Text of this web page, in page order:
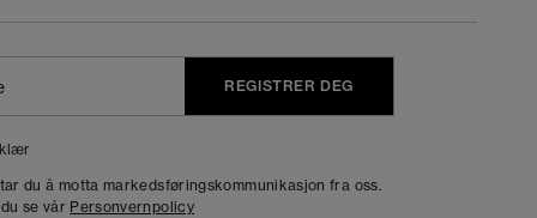
REGISTRER DEG
du å motta markedsføringskommunikasjon fra oss.
se vår Personvernpolicy